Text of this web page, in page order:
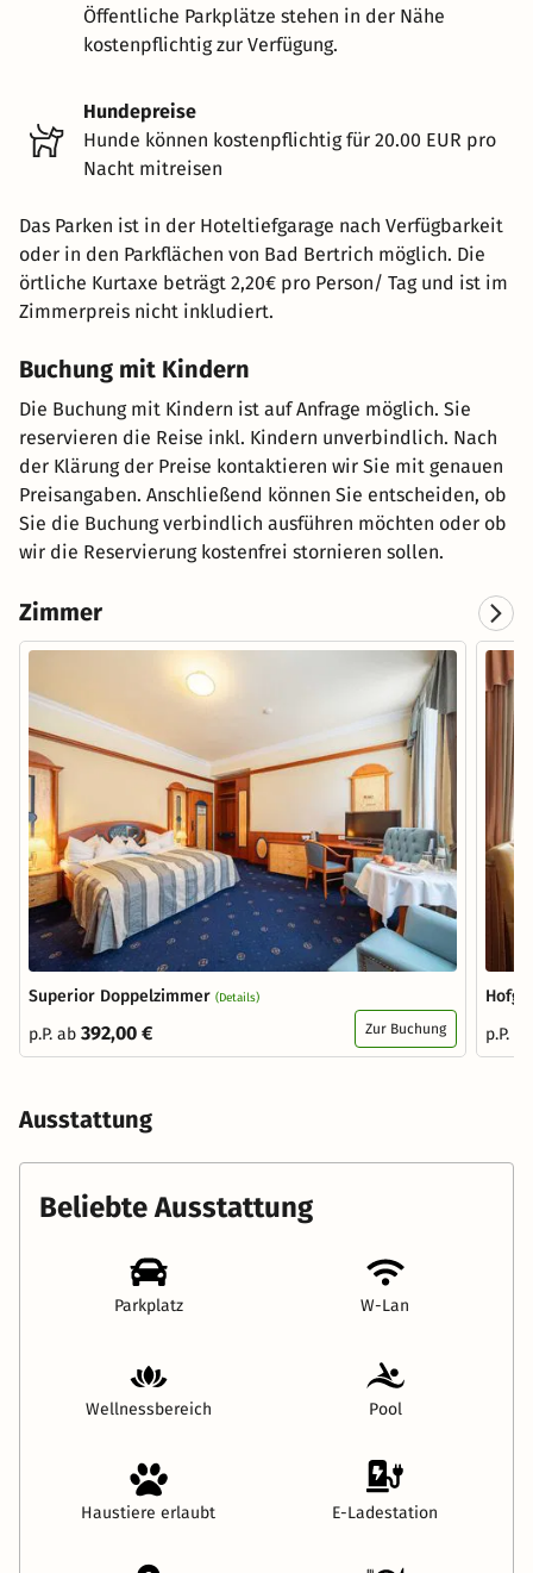
Öffentliche Parkplätze stehen in der Nähe
kostenpflichtig zur Verfügung.
Hundepreise
Hunde können kostenpflichtig für 20.00 EUR pro
Nacht mitreisen
Das Parken ist in der Hoteltiefgarage nach Verfügbarkeit
oder in den Parkflächen von Bad Bertrich möglich. Die
örtliche Kurtaxe beträgt 2,20€ pro Person/ Tag und ist im
Zimmerpreis nicht inkludiert.
Buchung mit Kindern
Die Buchung mit Kindern ist auf Anfrage möglich. Sie
reservieren die Reise inkl. Kindern unverbindlich. Nach
der Klärung der Preise kontaktieren wir Sie mit genauen
Preisangaben. Anschließend können Sie entscheiden, ob
Sie die Buchung verbindlich ausführen möchten oder ob
wir die Reservierung kostenfrei stornieren sollen.
Zimmer
Superior Doppelzimmer (Details)
p.P. ab 392,00 € Zur Buchung
p.P.
Ausstattung
Beliebte Ausstattung
Parkplatz W-Lan
Wellnessbereich Pool
Haustiere erlaubt E-Ladestation